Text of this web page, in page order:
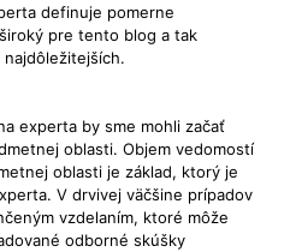
definuje pomerne
pre tento blog a tak
experta by sme mohli začať
oblasti. Objem vedomostí
oblasti je základ, ktorý je
V drvivej väčšine prípadov
vzdelaním, ktoré môže
odborné skúšky